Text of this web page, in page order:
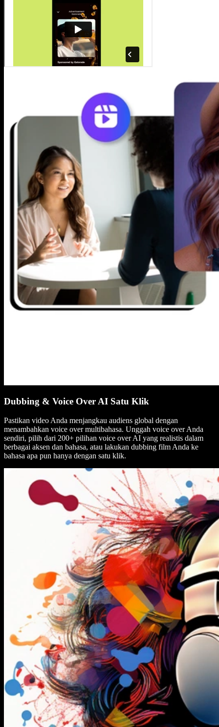
Dubbing & Voice Over AI Satu Klik
Pastikan video Anda menjangkau audiens global dengan
menambahkan voice over multibahasa. Unggah voice over Anda
sendiri, pilih dari 200+ pilihan voice over AI yang realistis dalam
berbagai aksen dan bahasa, atau lakukan dubbing film Anda ke
bahasa apa pun hanya dengan satu klik.